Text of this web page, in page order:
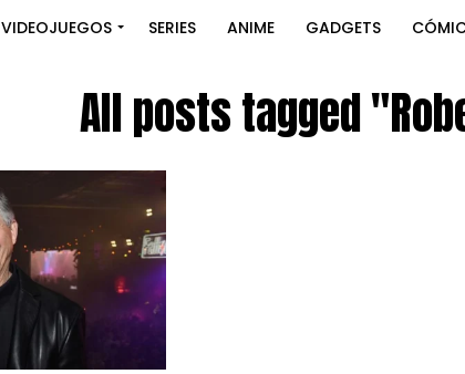
VIDEOJUEGOS SERIES ANIME GADGETS
All posts tagged